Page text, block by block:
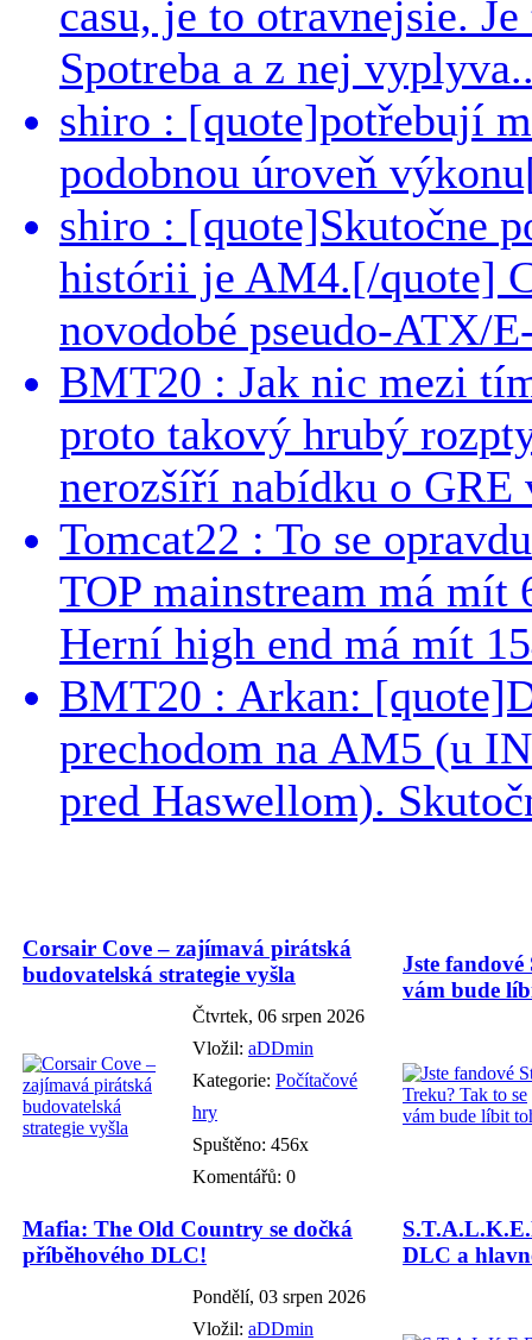
casu, je to otravnejsie.
Spotreba a z nej
shiro : [quote]potřebují
podobnou úroveň
shiro : [quote]Skutočne
histórii je AM4.[/quote]
novodobé pseudo-ATX/
BMT20 : Jak nic mezi
proto takový hrubý
nerozšíří nabídku o GRE
Tomcat22 : To se
TOP mainstream má
Herní high end má mít
BMT20 : Arkan:
prechodom na AM5 (u
pred Haswellom).
Corsair Cove – zajímavá pirátská
budovatelská strategie vyšla
Čtvrtek, 06 srpen 2026
Vložil: aDDmin
Kategorie: Počítačové
hry
Spuštěno: 456x
Komentářů: 0
Jste
vám bude
Mafia: The Old Country se dočká
příběhového DLC!
Pondělí, 03 srpen 2026
Vložil: aDDmin
DLC a